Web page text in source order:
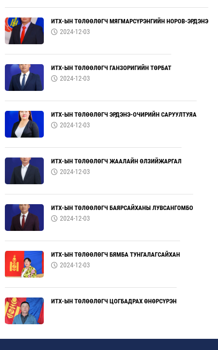
ИТХ-ЫН ТӨЛӨӨЛӨГЧ МЯГМАРСҮРЭНГИЙН НОРОВ-ЭРДЭНЭ
2024-12-03
ИТХ-ЫН ТӨЛӨӨЛӨГЧ ГАНЗОРИГИЙН ТӨРБАТ
2024-12-03
ИТХ-ЫН ТӨЛӨӨЛӨГЧ ЭРДЭНЭ-ОЧИРИЙН САРУУЛТУЯА
2024-12-03
ИТХ-ЫН ТӨЛӨӨЛӨГЧ ЖААЛАЙН ӨЛЗИЙЖАРГАЛ
2024-12-03
ИТХ-ЫН ТӨЛӨӨЛӨГЧ БАЯРСАЙХАНЫ ЛУВСАНГОМБО
2024-12-03
ИТХ-ЫН ТӨЛӨӨЛӨГЧ БЯМБА ТУНГАЛАГСАЙХАН
2024-12-03
ИТХ-ЫН ТӨЛӨӨЛӨГЧ ЦОГБАДРАХ ӨНӨРСҮРЭН